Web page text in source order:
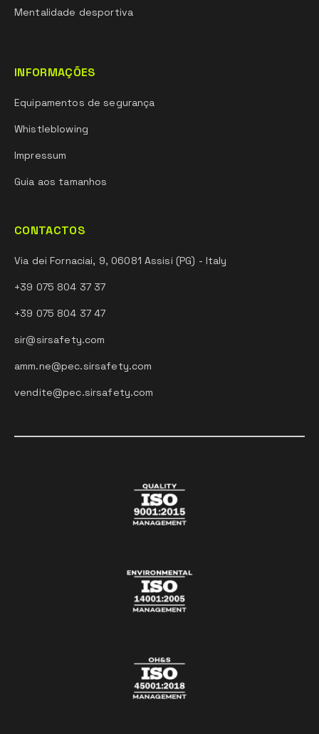
Mentalidade desportiva
INFORMAÇÕES
Equipamentos de segurança
Whistleblowing
Impressum
Guia aos tamanhos
CONTACTOS
Via dei Fornaciai, 9, 06081 Assisi (PG) - Italy
+39 075 804 37 37
+39 075 804 37 47
sir@sirsafety.com
amm.ne@pec.sirsafety.com
vendite@pec.sirsafety.com